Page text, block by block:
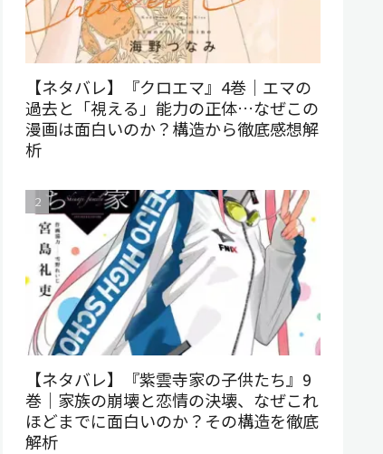
【ネタバレ】『クロエマ』4巻｜エマの
過去と「視える」能力の正体…なぜこの
漫画は面白いのか？構造から徹底感想解
析
【ネタバレ】『紫雲寺家の子供たち』9
巻｜家族の崩壊と恋情の決壊、なぜこれ
ほどまでに面白いのか？その構造を徹底
解析